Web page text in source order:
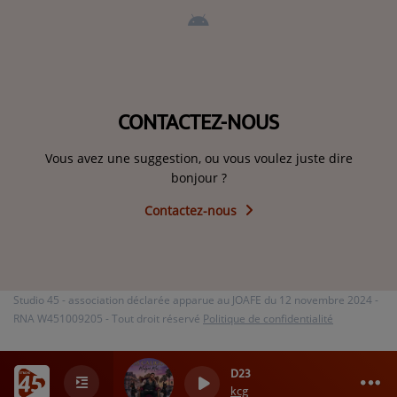
D23
kcg
0
CONTACTEZ-NOUS
Vous avez une suggestion, ou vous voulez juste dire
bonjour ?
Contactez-nous
Studio 45 - association déclarée apparue au JOAFE du 12 novembre 2024 -
RNA W451009205 - Tout droit réservé Politique de confidentialité